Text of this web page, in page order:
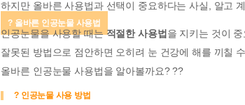
하지만 올바른 사용법과 선택이 중요하다는 사실, 알고
? 올바른 인공눈물 사용법
인공눈물을 사용할 때는적절한 사용법 을 지키는 것이
잘못된 방법으로 점안하면 오히려 눈 건강에 해를 끼칠
올바른 인공눈물 사용법을 알아볼까요? ??
? 인공눈물 사용 방법